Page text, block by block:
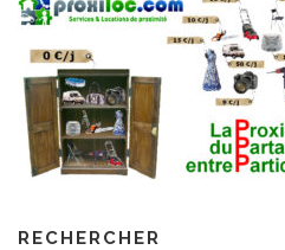
RECHERCHER